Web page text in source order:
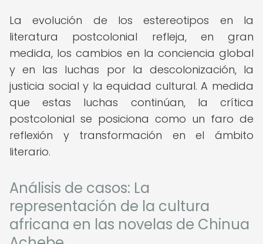
La evolución de los estereotipos en la
literatura postcolonial refleja, en gran
medida, los cambios en la conciencia global
y en las luchas por la descolonización, la
justicia social y la equidad cultural. A medida
que estas luchas continúan, la crítica
postcolonial se posiciona como un faro de
reflexión y transformación en el ámbito
literario.
Análisis de casos: La
representación de la cultura
africana en las novelas de Chinua